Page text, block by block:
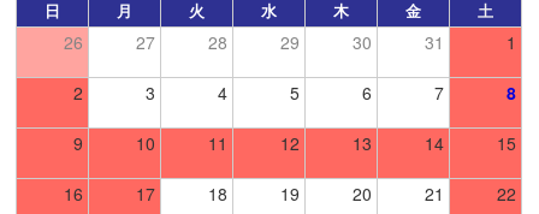
日 月 火 水 木 金 土
26 27 28 29 30 31 1
2 3 4 5 6 7 8
9 10 11 12 13 14 15
16 17 18 19 20 21 22